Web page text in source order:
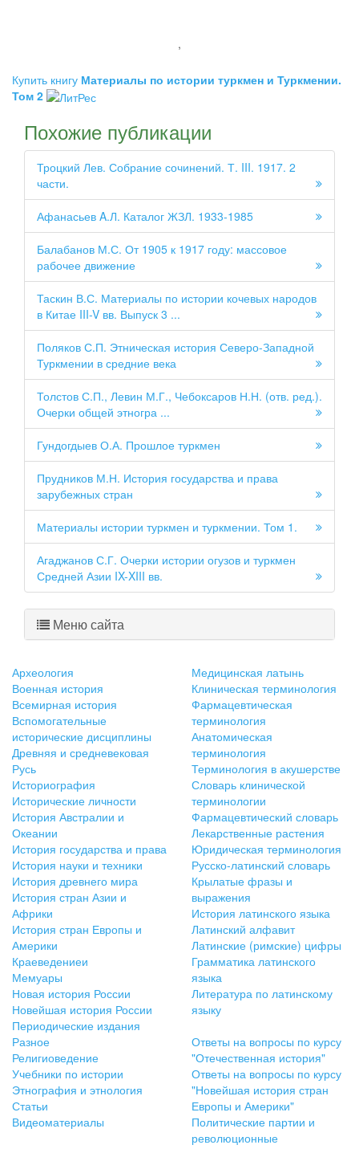
,
Купить книгу Материалы по истории туркмен и Туркмении.
Том 2
Похожие публикации
Троцкий Лев. Собрание сочинений. Т. III. 1917. 2
части.
Афанасьев A.Л. Каталог ЖЗЛ. 1933-1985
Балабанов М.С. От 1905 к 1917 году: массовое
рабочее движение
Таскин В.С. Материалы по истории кочевых народов
в Китае III-V вв. Выпуск 3 ...
Поляков С.П. Этническая история Северо-Западной
Туркмении в средние века
Толстов С.П., Левин М.Г., Чебоксаров Н.Н. (отв. ред.).
Очерки общей этногра ...
Гундогдыев О.А. Прошлое туркмен
Прудников М.Н. История государства и права
зарубежных стран
Материалы истории туркмен и туркмении. Том 1.
Агаджанов С.Г. Очерки истории огузов и туркмен
Средней Азии IX-XIII вв.
Меню сайта
Археология
Военная история
Всемирная история
Вспомогательные
исторические дисциплины
Древняя и средневековая
Русь
Историография
Исторические личности
История Австралии и
Океании
История государства и права
История науки и техники
История древнего мира
История стран Азии и
Африки
История стран Европы и
Америки
Краеведениеи
Мемуары
Новая история России
Новейшая история России
Периодические издания
Разное
Религиоведение
Учебники по истории
Этнография и этнология
Статьи
Видеоматериалы
Медицинская латынь
Клиническая терминология
Фармацевтическая
терминология
Анатомическая
терминология
Терминология в акушерстве
Словарь клинической
терминологии
Фармацевтический словарь
Лекарственные растения
Юридическая терминология
Русско-латинский словарь
Крылатые фразы и
выражения
История латинского языка
Латинский алфавит
Латинские (римские) цифры
Грамматика латинского
языка
Литература по латинскому
языку
Ответы на вопросы по курсу
"Отечественная история"
Ответы на вопросы по курсу
"Новейшая история стран
Европы и Америки"
Политические партии и
революционные